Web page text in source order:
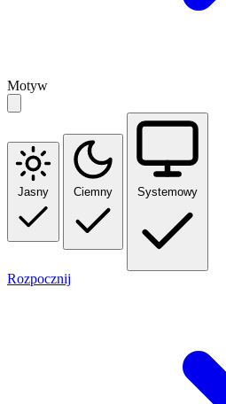
Motyw
Jasny Ciemny Systemowy
Rozpocznij